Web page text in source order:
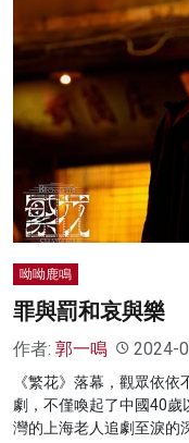
商業
科技
影片
名家榜
灼見活動
呦呦鹿鳴
罪與罰和哀與樂
作者: 郭一鳴 2024-
《繁花》落幕，觀眾依
劇，不僅喚起了中國40
灣的上海老人追劇至淚的